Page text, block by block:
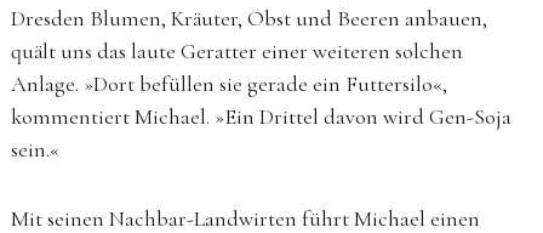
Dresden Blumen, Kräuter, Obst und Beeren anbauen,
quält uns das laute Geratter einer weiteren solchen
Anlage. »Dort befüllen sie gerade ein Futtersilo«,
kommentiert Michael. »Ein Drittel davon wird Gen-Soja
sein.«
Mit seinen Nachbar-Landwirten führt Michael einen